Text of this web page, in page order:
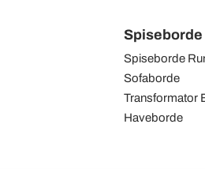
Spiseborde
Spiseborde
Sofaborde
Transformator
Haveborde